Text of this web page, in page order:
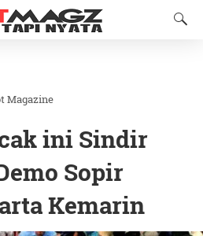
Magazine
ini Sindir
Sopir
Kemarin